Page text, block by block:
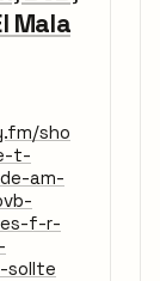
Mala
sho
t-
am-
f-r-
sollte